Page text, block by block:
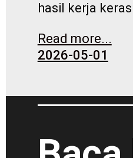
hasil kerja
Read more...
2026-05-01